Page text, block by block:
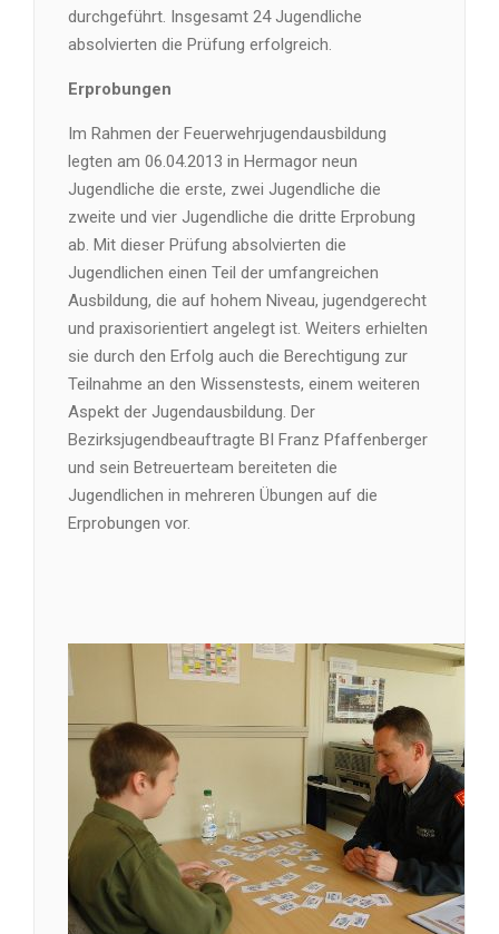
durchgeführt. Insgesamt 24 Jugendliche
absolvierten die Prüfung erfolgreich.
Erprobungen
Im Rahmen der Feuerwehrjugendausbildung
legten am 06.04.2013 in Hermagor neun
Jugendliche die erste, zwei Jugendliche die
zweite und vier Jugendliche die dritte Erprobung
ab. Mit dieser Prüfung absolvierten die
Jugendlichen einen Teil der umfangreichen
Ausbildung, die auf hohem Niveau, jugendgerecht
und praxisorientiert angelegt ist. Weiters erhielten
sie durch den Erfolg auch die Berechtigung zur
Teilnahme an den Wissenstests, einem weiteren
Aspekt der Jugendausbildung. Der
Bezirksjugendbeauftragte BI Franz Pfaffenberger
und sein Betreuerteam bereiteten die
Jugendlichen in mehreren Übungen auf die
Erprobungen vor.